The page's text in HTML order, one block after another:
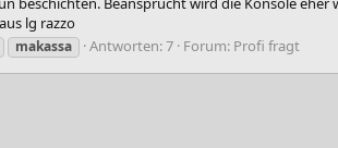
lg razzo
makassa Antworten: 7 Forum: Profi fragt